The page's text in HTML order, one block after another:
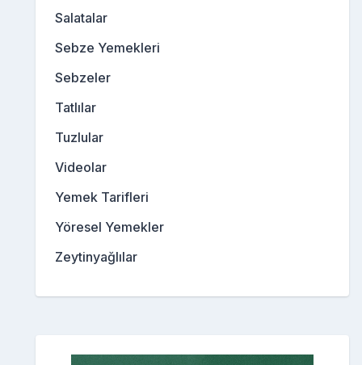
Salatalar
Sebze Yemekleri
Sebzeler
Tatlılar
Tuzlular
Videolar
Yemek Tarifleri
Yöresel Yemekler
Zeytinyağlılar